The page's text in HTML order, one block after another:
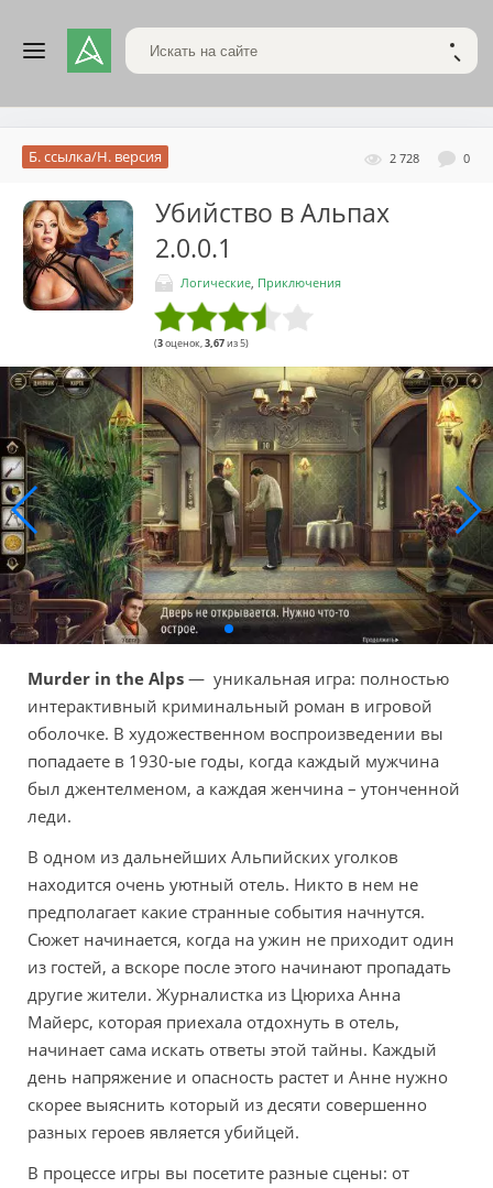
Поиск по сайту
2 728 0
Б. ссылка/Н. версия
Убийство в Альпах
2.0.0.1
Логические Приключения
(3оценок, 3,67из 5)
Murder in the Alps — уникальная игра: полностью
интерактивный криминальный роман в игровой
оболочке. В художественном воспроизведении вы
попадаете в 1930-ые годы, когда каждый мужчина
был джентелменом, а каждая женчина – утонченной
леди.
В одном из дальнейших Альпийских уголков
находится очень уютный отель. Никто в нем не
предполагает какие странные события начнутся.
Сюжет начинается, когда на ужин не приходит один
из гостей, а вскоре после этого начинают пропадать
другие жители. Журналистка из Цюриха Анна
Майерс, которая приехала отдохнуть в отель,
начинает сама искать ответы этой тайны. Каждый
день напряжение и опасность растет и Анне нужно
скорее выяснить который из десяти совершенно
разных героев является убийцей.
В процессе игры вы посетите разные сцены: от